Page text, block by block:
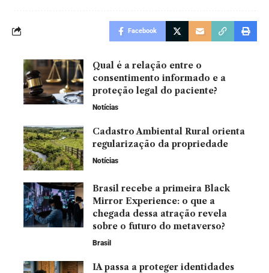
Facebook
Qual é a relação entre o
consentimento informado e a
proteção legal do paciente?
Notícias
Cadastro Ambiental Rural orienta
regularização da propriedade
Notícias
Brasil recebe a primeira Black
Mirror Experience: o que a
chegada dessa atração revela
sobre o futuro do metaverso?
Brasil
IA passa a proteger identidades